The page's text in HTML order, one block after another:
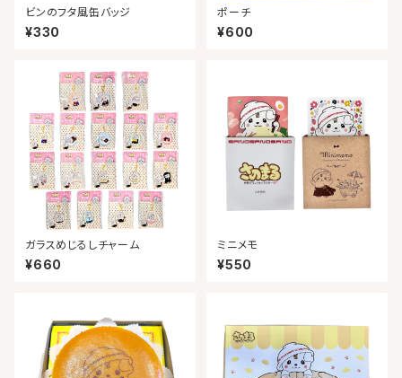
ビンのフタ風缶バッジ
¥330
ポーチ
¥600
ガラスめじるしチャーム
¥660
ミニメモ
¥550